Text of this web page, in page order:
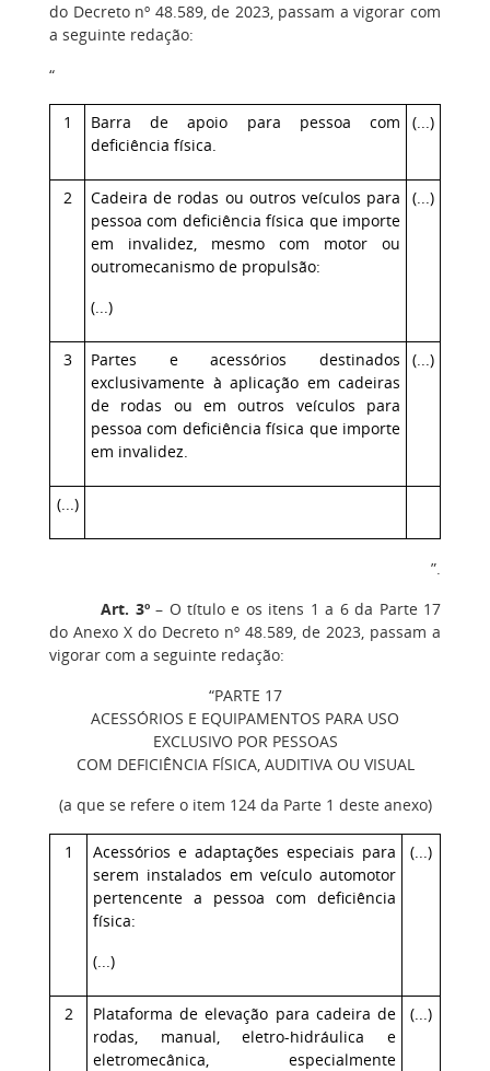
do Decreto nº 48.589, de 2023, passam a vigorar com
a seguinte redação:
“
1
Barra de apoio para pessoa com
deficiência física.
(...)
2
Cadeira de rodas ou outros veículos para
pessoa com deficiência física que importe
em invalidez, mesmo com motor ou
outromecanismo de propulsão:
(...)
(...)
3
Partes e acessórios destinados
exclusivamente à aplicação em cadeiras
de rodas ou em outros veículos para
pessoa com deficiência física que importe
em invalidez.
(...)
(...)
”.
Art. 3º– O título e os itens 1 a 6 da Parte 17
do Anexo X do Decreto nº 48.589, de 2023, passam a
vigorar com a seguinte redação:
“PARTE 17
ACESSÓRIOS E EQUIPAMENTOS PARA USO
EXCLUSIVO POR PESSOAS
COM DEFICIÊNCIA FÍSICA, AUDITIVA OU VISUAL
(a que se refere o item 124 da Parte 1 deste anexo)
1
Acessórios e adaptações especiais para
serem instalados em veículo automotor
pertencente a pessoa com deficiência
física:
(...)
(...)
2
Plataforma de elevação para cadeira de
rodas, manual, eletro-hidráulica e
eletromecânica, especialmente
(...)